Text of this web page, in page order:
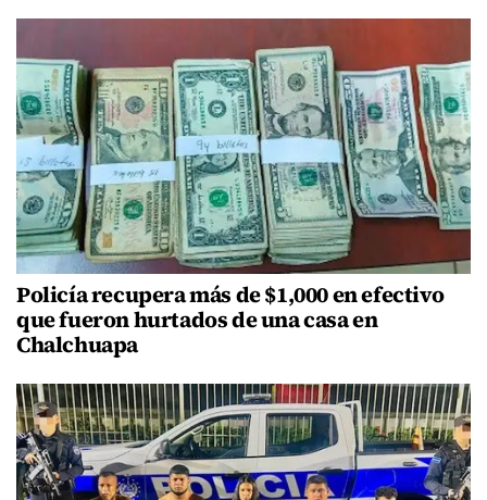
Policía recupera más de $1,000 en efectivo
que fueron hurtados de una casa en
Chalchuapa